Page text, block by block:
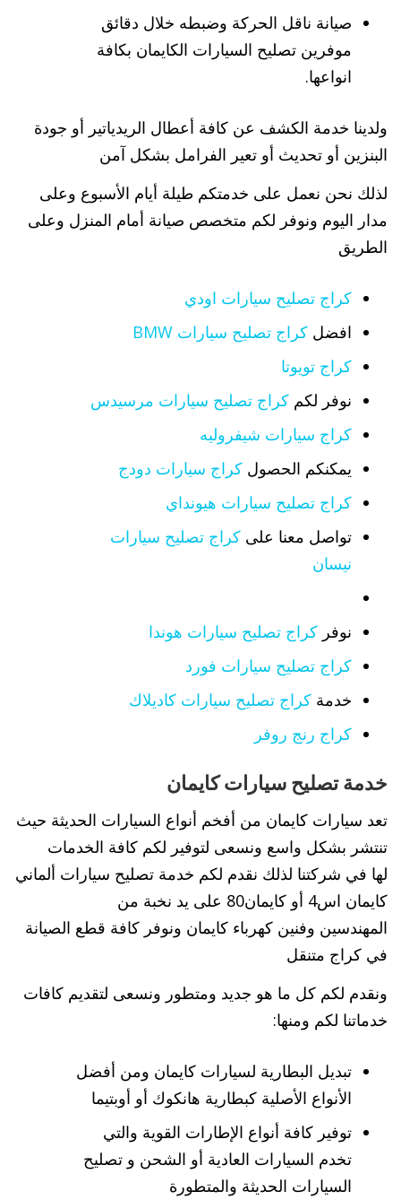
صيانة ناقل الحركة وضبطه خلال دقائق
موفرين تصليح السيارات الكايمان بكافة
انواعها.
ولدينا خدمة الكشف عن كافة أعطال الريدياتير أو جودة
البنزين أو تحديث أو تعير الفرامل بشكل آمن
لذلك نحن نعمل على خدمتكم طيلة أيام الأسبوع وعلى
مدار اليوم ونوفر لكم متخصص صيانة أمام المنزل وعلى
الطريق
كراج تصليح سيارات اودي
افضل كراج تصليح سيارات BMW
كراج تويوتا
نوفر لكم كراج تصليح سيارات مرسيدس
كراج سيارات شيفروليه
يمكنكم الحصول كراج سيارات دودج
كراج تصليح سيارات هيونداي
تواصل معنا على كراج تصليح سيارات
نيسان
نوفر كراج تصليح سيارات هوندا
كراج تصليح سيارات فورد
خدمة كراج تصليح سيارات كاديلاك
كراج رنج روفر
خدمة تصليح سيارات كايمان
تعد سيارات كايمان من أفخم أنواع السيارات الحديثة حيث
تنتشر بشكل واسع ونسعى لتوفير لكم كافة الخدمات
لها في شركتنا لذلك نقدم لكم خدمة تصليح سيارات ألماني
كايمان اس4 أو كايمان80 على يد نخبة من
المهندسين وفنين كهرباء كايمان ونوفر كافة قطع الصيانة
في كراج متنقل
ونقدم لكم كل ما هو جديد ومتطور ونسعى لتقديم كافات
خدماتنا لكم ومنها:
تبديل البطارية لسيارات كايمان ومن أفضل
الأنواع الأصلية كبطارية هانكوك أو أوبتيما
توفير كافة أنواع الإطارات القوية والتي
تخدم السيارات العادية أو الشحن و تصليح
السيارات الحديثة والمتطورة